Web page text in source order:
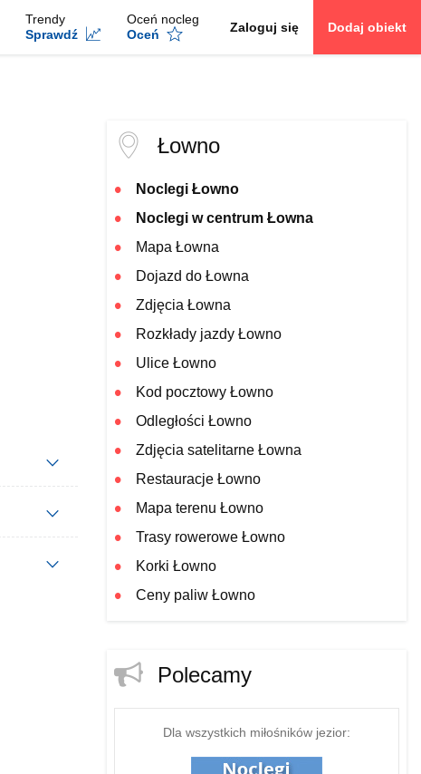
Trendy
Sprawdź
Oceń nocleg
Oceń
Zaloguj się Dodaj obiekt
Łowno
Noclegi Łowno
Noclegi w centrum Łowna
Mapa Łowna
Dojazd do Łowna
Zdjęcia Łowna
Rozkłady jazdy Łowno
Ulice Łowno
Kod pocztowy Łowno
Odległości Łowno
Zdjęcia satelitarne Łowna
Restauracje Łowno
Mapa terenu Łowno
Trasy rowerowe Łowno
Korki Łowno
Ceny paliw Łowno
Polecamy
Dla wszystkich miłośników jezior: